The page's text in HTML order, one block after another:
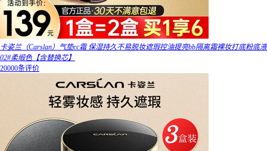
卡姿兰（Carslan）气垫cc霜 保湿持久不易脱妆遮瑕控油提亮bb隔离霜裸妆打底粉底液
02#柔缎色【含替换芯】
20000条评价